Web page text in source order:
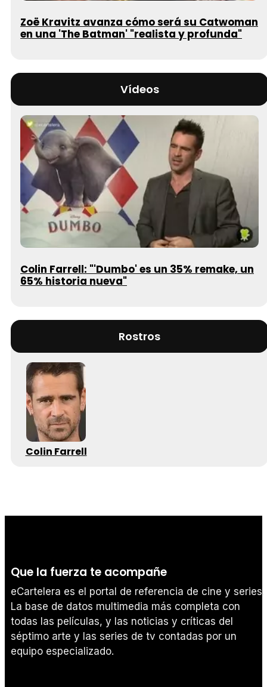
Zoë Kravitz avanza cómo será su Catwoman
en una 'The Batman' "realista y profunda"
Vídeos
Colin Farrell: "'Dumbo' es un 35% remake, un
65% historia nueva"
Rostros
Colin Farrell
Que la fuerza te acompañe
eCartelera es el portal de referencia de cine y series.
La base de datos multimedia más completa con
todas las películas, y las noticias y críticas del
séptimo arte y las series de tv contadas por un
equipo especializado.